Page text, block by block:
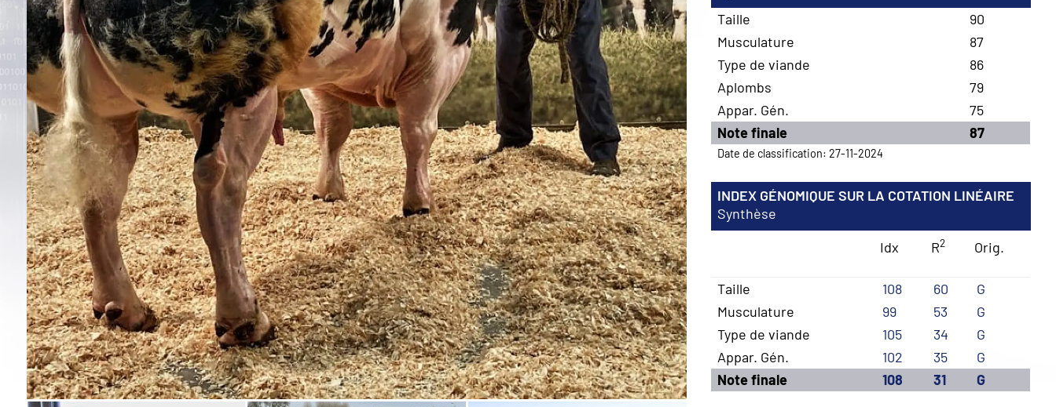
Taille
90
Musculature
87
Type de viande
86
Aplombs
79
Appar. Gén.
75
Note finale
87
Date de classification: 27-11-2024
INDEX GÉNOMIQUE SUR LA COTATION LINÉAIRE
Synthèse
Idx
R2 Orig.
Taille 108 60
G
Musculature
99 53
G
Type de viande
105 34
G
Appar. Gén.
102 35
G
Note finale
108 31 G